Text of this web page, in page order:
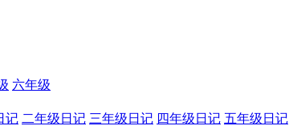
六年级
记 二年级日记 三年级日记 四年级日记 五年级日记